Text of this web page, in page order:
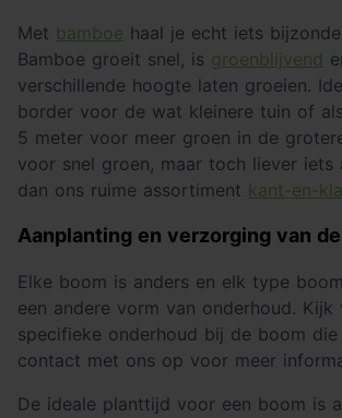
Met bamboe haal je echt iets
Bamboe groeit snel, is groenblijvend
verschillende hoogte laten groeien.
border voor de wat kleinere tuin of
5 meter voor meer groen in de
voor snel groen, maar toch liever iets
dan ons ruime assortiment kant-en-
Aanplanting en verzorging van
Elke boom is anders en elk type
een andere vorm van onderhoud. Kijk
specifieke onderhoud bij de boom
contact met ons op voor meer
De ideale planttijd voor een boom is